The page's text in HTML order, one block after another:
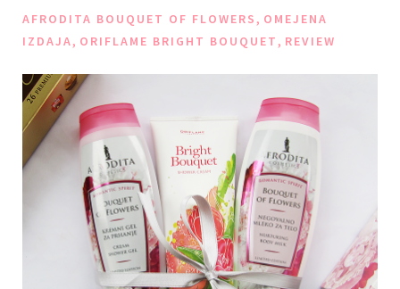
AFRODITA BOUQUET OF FLOWERS, OMEJENA
IZDAJA, ORIFLAME BRIGHT BOUQUET, REVIEW